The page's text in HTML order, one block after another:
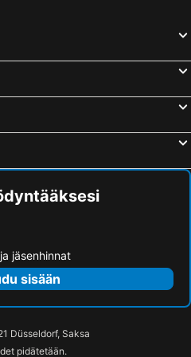
Promajna, bed and breakfasts
jäsenhinnat
sisään
Düsseldorf, Saksa
pidätetään.